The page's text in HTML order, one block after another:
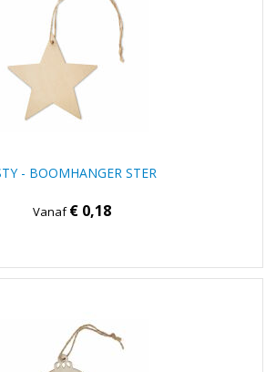
- BOOMHANGER STER
Vanaf€ 0,18